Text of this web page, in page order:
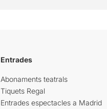
Entrades
Abonaments teatrals
Tiquets Regal
Entrades espectacles a Madrid